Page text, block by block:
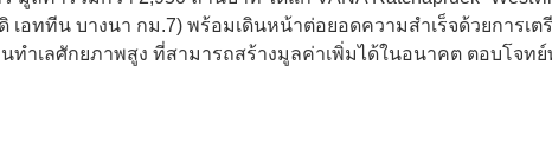
เอททีน บางนา กม.7) พร้อมเดินหน้าต่อยอดความสำเร็จด้วยการเ
ทำเลศักยภาพสูง ที่สามารถสร้างมูลค่าเพิ่มได้ในอนาคต ตอบโจท